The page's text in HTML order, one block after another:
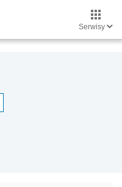
Serwisy